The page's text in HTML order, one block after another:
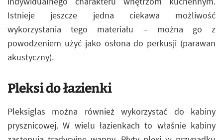
Istnieje jeszcze jedna ciekawa możliwość
wykorzystania tego materiału – można go z
powodzeniem użyć jako osłona do perkusji (parawan
akustyczny).
Pleksi do łazienki
Pleksiglas można również wykorzystać do kabiny
prysznicowej. W wielu łazienkach to właśnie kabiny